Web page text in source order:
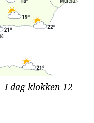
I dag klokken 12